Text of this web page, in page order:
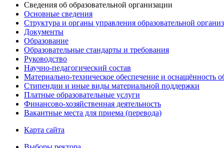
Сведения об образовательной организации
Основные сведения
Структура и органы управления образовательной
Документы
Образование
Образовательные стандарты и требования
Руководство
Научно-педагогический состав
Материально-техническое обеспечение и оснащённость
Стипендии и иные виды материальной поддержки
Платные образовательные услуги
Финансово-хозяйственная деятельность
Вакантные места для приема (перевода)
Карта сайта